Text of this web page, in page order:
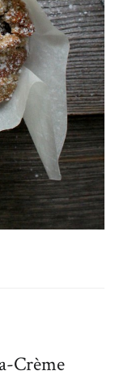
Crème